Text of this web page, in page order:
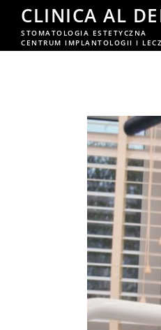
CLINICA AL
STOMATOLOGIA ESTETYCZNA
CENTRUM IMPLANTOLOGII I